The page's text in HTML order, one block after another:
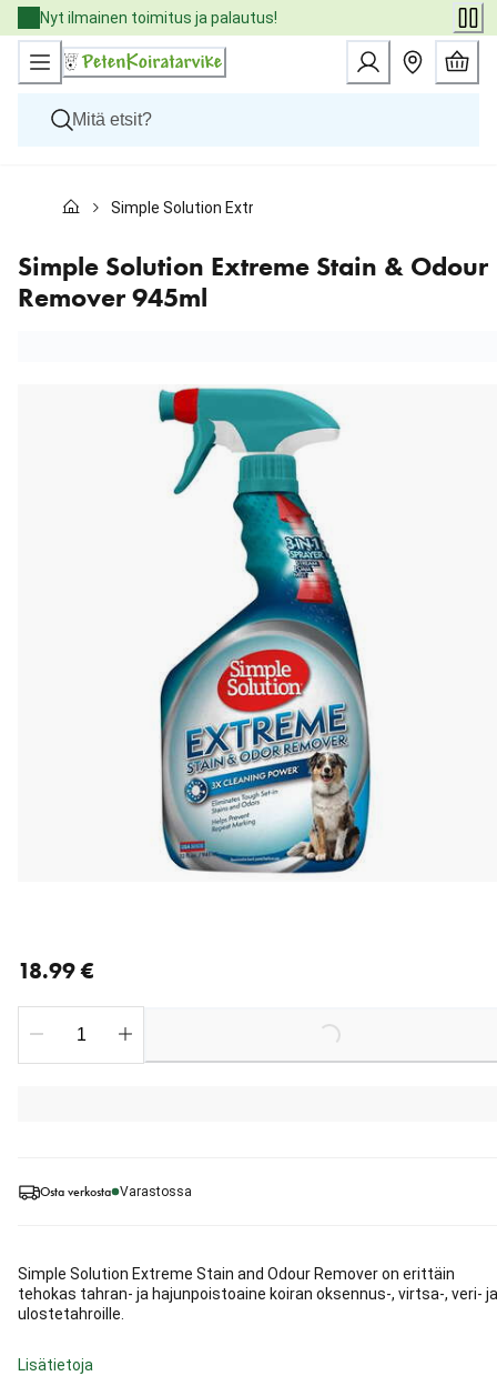
Skip
to
Content
Nyt ilmainen toimitus ja palautus!
Kissat
Eläinlääkäriruoat
Tuotemerkit
Uutuudet
Simple Solution Extreme Stain & Odour Remover
Simple Solution Extreme Stain & Odour
Remover 945ml
Osta verkosta Varastossa
Simple Solution Extreme Stain and Odour Remover on erittäin
tehokas tahran- ja hajunpoistoaine koiran oksennus-, virtsa-, veri- ja
ulostetahroille.
Lisätietoja
18.99 €
Loading...